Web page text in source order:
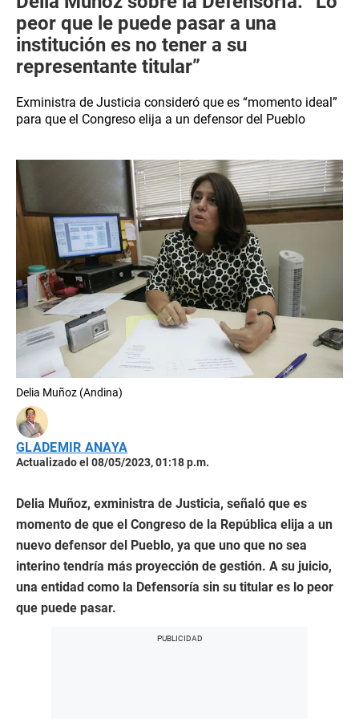
peor que le puede pasar a una
institución es no tener a su
representante titular”
Exministra de Justicia consideró que es “momento ideal”
para que el Congreso elija a un defensor del Pueblo
Delia Muñoz (Andina)
GLADEMIR ANAYA
Actualizado el 08/05/2023, 01:18 p.m.
Delia Muñoz, exministra de Justicia, señaló que es
momento de que el Congreso de la República elija a un
nuevo defensor del Pueblo, ya que uno que no sea
interino tendría más proyección de gestión. A su juicio,
una entidad como la Defensoría sin su titular es lo peor
que puede pasar.